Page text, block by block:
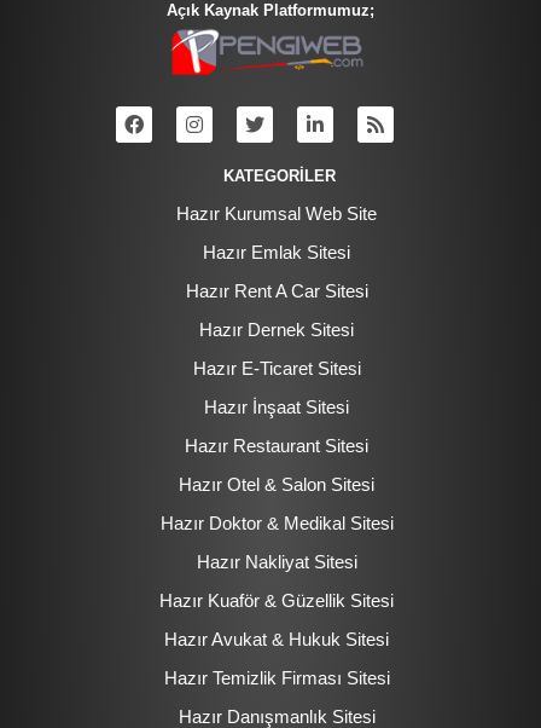
Açık Kaynak Platformumuz;
KATEGORİLER
Hazır Kurumsal Web Site
Hazır Emlak Sitesi
Hazır Rent A Car Sitesi
Hazır Dernek Sitesi
Hazır E-Ticaret Sitesi
Hazır İnşaat Sitesi
Hazır Restaurant Sitesi
Hazır Otel & Salon Sitesi
Hazır Doktor & Medikal Sitesi
Hazır Nakliyat Sitesi
Hazır Kuaför & Güzellik Sitesi
Hazır Avukat & Hukuk Sitesi
Hazır Temizlik Firması Sitesi
Hazır Danışmanlık Sitesi